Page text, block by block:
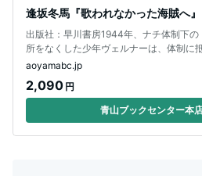
逢坂冬馬『歌われなかった海賊へ』
出版社：早川書房1944年、ナチ体制下
所をなくした少年ヴェルナーは、体制に
aoyamabc.jp
2,090 円
青山ブックセンター本